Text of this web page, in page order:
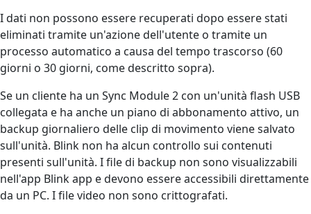
I dati non possono essere recuperati dopo essere stati
eliminati tramite un'azione dell'utente o tramite un
processo automatico a causa del tempo trascorso (60
giorni o 30 giorni, come descritto sopra).
Se un cliente ha un Sync Module 2 con un'unità flash USB
collegata e ha anche un piano di abbonamento attivo, un
backup giornaliero delle clip di movimento viene salvato
sull'unità. Blink non ha alcun controllo sui contenuti
presenti sull'unità. I file di backup non sono visualizzabili
nell'app Blink app e devono essere accessibili direttamente
da un PC. I file video non sono crittografati.